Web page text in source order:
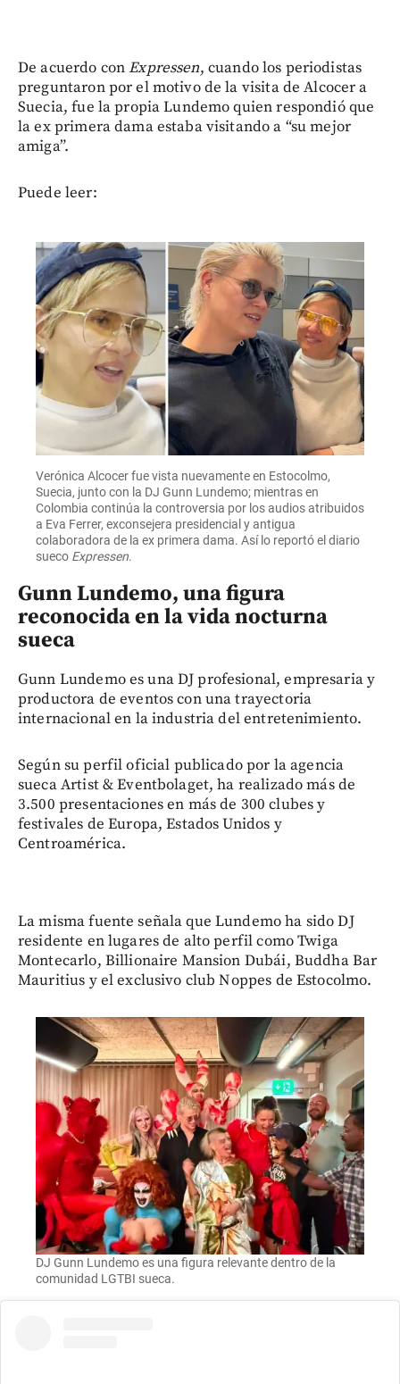
De acuerdo conExpressen, cuando los periodistas
preguntaron por el motivo de la visita de Alcocer a
Suecia, fue la propia Lundemo quien respondió que
la ex primera dama estaba visitando a “su mejor
amiga”.
Puede leer:
Verónica Alcocer fue vista nuevamente en Estocolmo,
Suecia, junto con la DJ Gunn Lundemo; mientras en
Colombia continúa la controversia por los audios atribuidos
a Eva Ferrer, exconsejera presidencial y antigua
colaboradora de la ex primera dama. Así lo reportó el diario
sueco Expressen.
Gunn Lundemo, una figura
reconocida en la vida nocturna
sueca
Gunn Lundemo es una DJ profesional, empresaria y
productora de eventos con una trayectoria
internacional en la industria del entretenimiento.
Según su perfil oficial publicado por la agencia
sueca Artist & Eventbolaget, ha realizado más de
3.500 presentaciones en más de 300 clubes y
festivales de Europa, Estados Unidos y
Centroamérica.
La misma fuente señala que Lundemo ha sido DJ
residente en lugares de alto perfil como Twiga
Montecarlo, Billionaire Mansion Dubái, Buddha Bar
Mauritius y el exclusivo club Noppes de Estocolmo.
DJ Gunn Lundemo es una figura relevante dentro de la
comunidad LGTBI sueca.